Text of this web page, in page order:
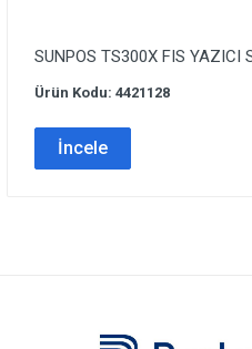
SUNPOS TS300X FIS YAZICI
Ürün Kodu: 4421128
İncele